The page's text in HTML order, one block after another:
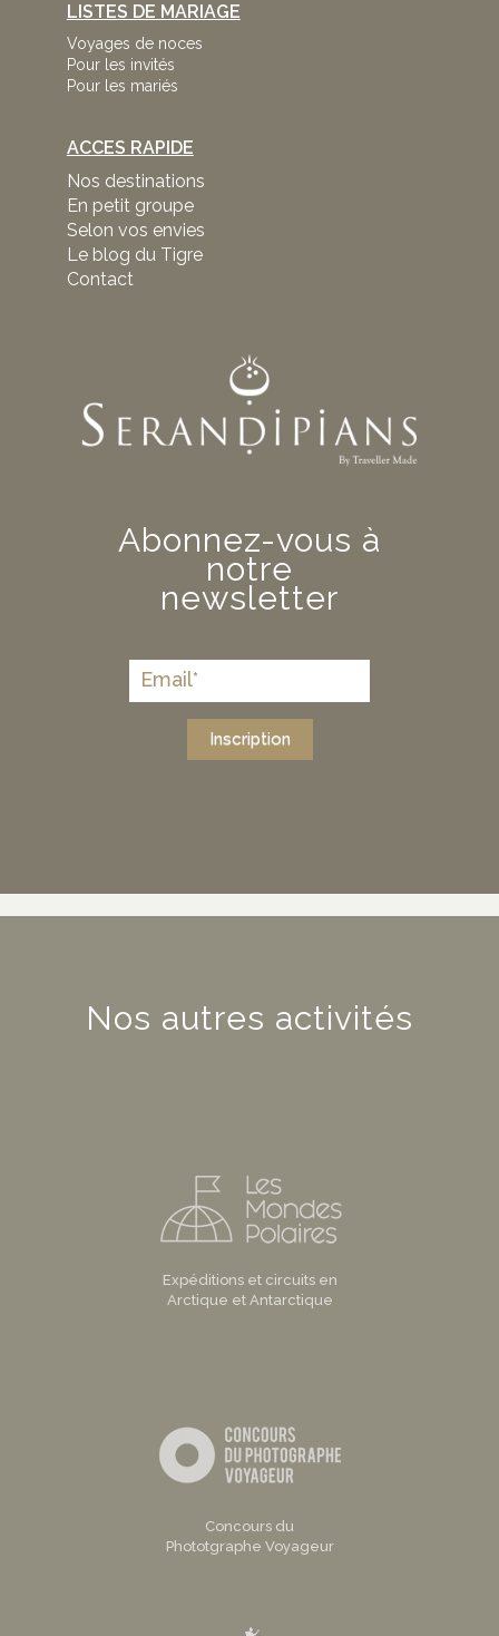
LISTES DE MARIAGE
Voyages de noces
Pour les invités
Pour les mariés
ACCES RAPIDE
Nos destinations
En petit groupe
Selon vos envies
Le blog du Tigre
Contact
Abonnez-vous à
notre
newsletter
Inscription
Nos autres activités
Expéditions et circuits en
Arctique et Antarctique
Concours du
Phototgraphe Voyageur